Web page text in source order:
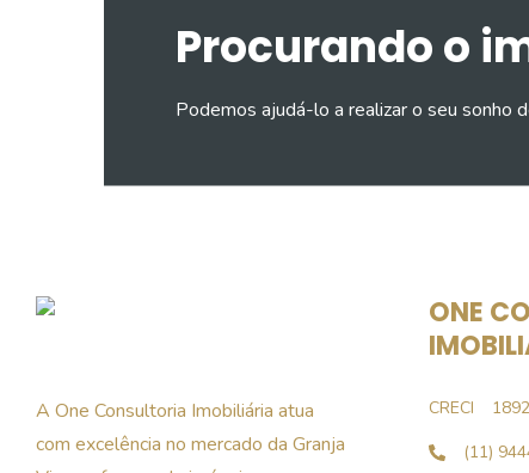
Procurando o
Podemos ajudá-lo a realizar o seu sonho
A One Consultoria Imobiliária atua
com excelência no mercado da Granja
ONE
CRECI
(11)